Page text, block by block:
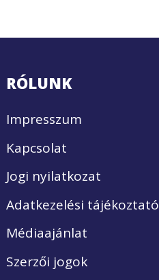
RÓLUNK
Impresszum
Kapcsolat
Jogi nyilatkozat
Adatkezelési tájékoztató
Médiaajánlat
Szerzői jogok